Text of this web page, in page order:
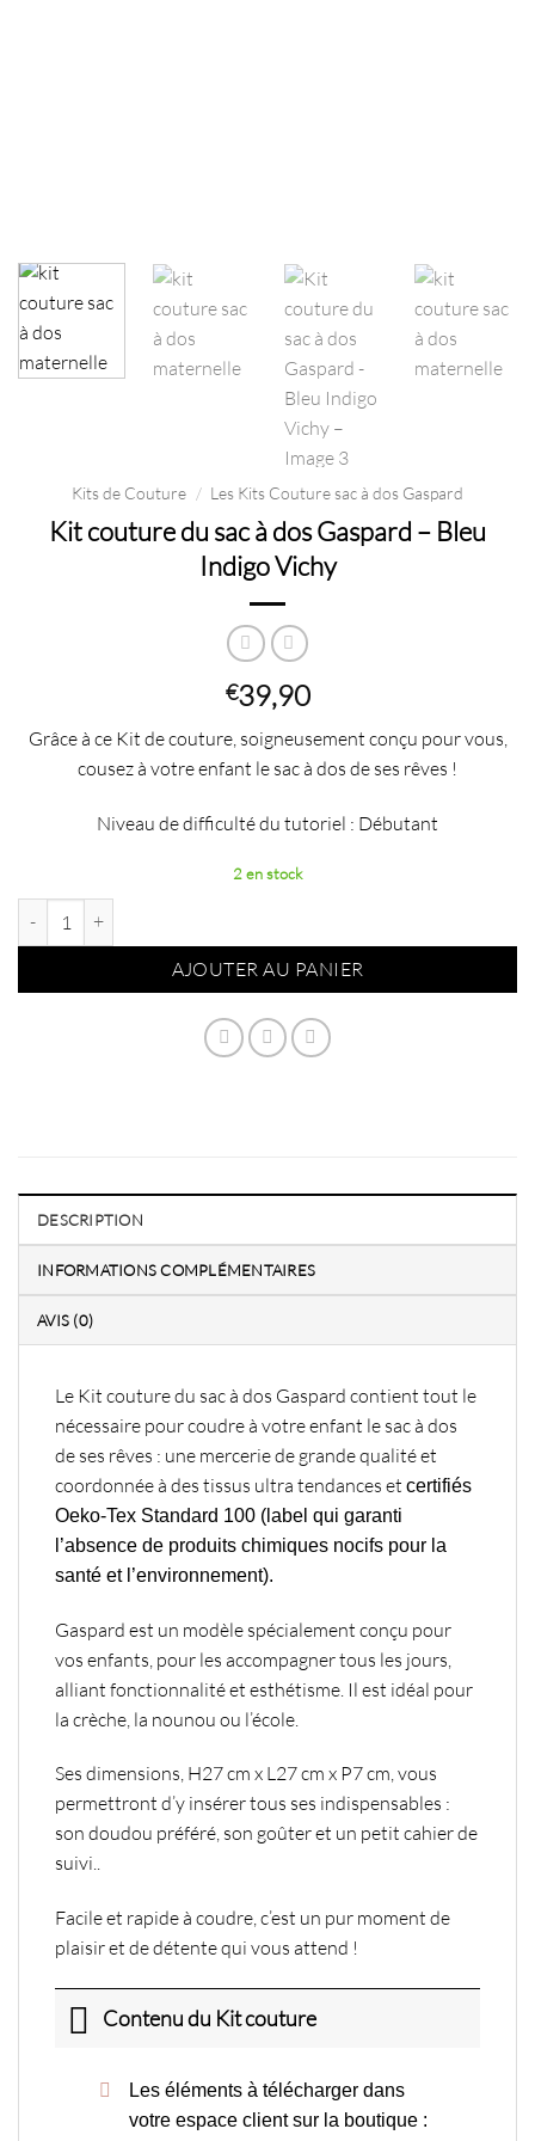
Kits de Couture / Les Kits Couture sac à dos Gaspard
Kit couture du sac à dos Gaspard – Bleu
Indigo Vichy
€39,90
Grâce à ce Kit de couture, soigneusement conçu pour vous,
cousez à votre enfant le sac à dos de ses rêves !
Niveau de difficulté du tutoriel : Débutant
2 en stock
AJOUTER AU PANIER
DESCRIPTION
INFORMATIONS COMPLÉMENTAIRES
AVIS (0)
Le Kit couture du sac à dos Gaspard contient tout le
nécessaire pour coudre à votre enfant le sac à dos
de ses rêves : une mercerie de grande qualité et
coordonnée à des tissus ultra tendances et certifiés
Oeko-Tex Standard 100 (label qui garanti
l’absence de produits chimiques nocifs pour la
santé et l’environnement).
Gaspard est un modèle spécialement conçu pour
vos enfants, pour les accompagner tous les jours,
alliant fonctionnalité et esthétisme. Il est idéal pour
la crèche, la nounou ou l’école.
Ses dimensions, H27 cm x L27 cm x P7 cm, vous
permettront d’y insérer tous ses indispensables :
son doudou préféré, son goûter et un petit cahier de
suivi..
Facile et rapide à coudre, c’est un pur moment de
plaisir et de détente qui vous attend !
Contenu du Kit couture
Les éléments à télécharger dans
votre espace client sur la boutique :